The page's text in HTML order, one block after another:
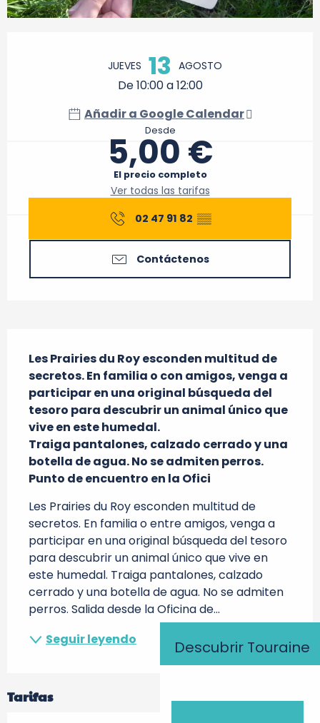
Descubrir Touraine
JUEVES 13 AGOSTO
De 10:00 a 12:00
Añadir a Google Calendar
Desde
5,00 €
El precio completo
Ver todas las tarifas
02 47 91 82 ▒▒
Contáctenos
Les Prairies du Roy esconden multitud de
secretos. En familia o con amigos, venga a
participar en una original búsqueda del
tesoro para descubrir un animal único que
vive en este humedal.
Traiga pantalones, calzado cerrado y una
botella de agua. No se admiten perros.
Punto de encuentro en la Ofici
Les Prairies du Roy esconden multitud de
secretos. En familia o entre amigos, venga a
participar en una original búsqueda del tesoro
para descubrir un animal único que vive en
este humedal. Traiga pantalones, calzado
cerrado y una botella de agua. No se admiten
perros. Salida desde la Oficina de...
Seguir leyendo
Tarifas